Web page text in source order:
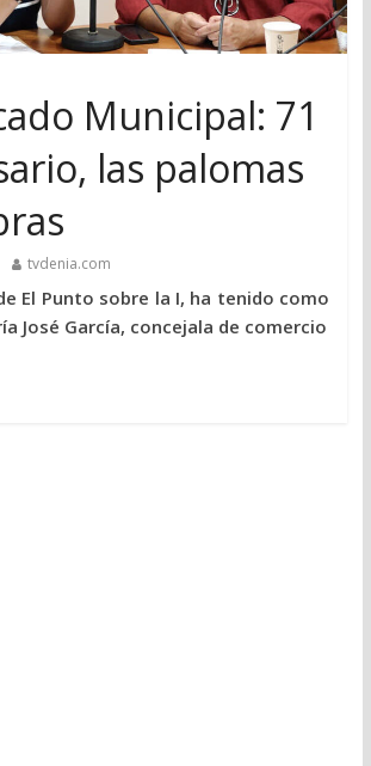
Municipal: 71
las palomas
tvdenia.com
El Punto sobre la I, ha tenido como
José García, concejala de comercio